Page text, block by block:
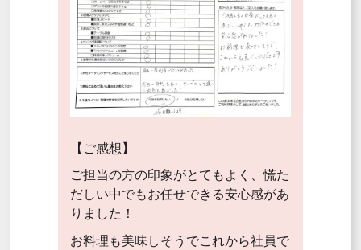
【ご感想】
ご担当の方の印象がとてもよく、慌た
だしい中でもお任せできる安心感があ
りました！
お料理も美味しそうでこれから社員で